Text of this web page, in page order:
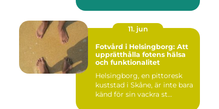
11. jun
Fotvård i Helsingborg: Att
upprätthålla fotens hälsa
och funktionalitet
Helsingborg, en pittoresk
kuststad i Skåne, är inte bara
känd för sin vackra st...